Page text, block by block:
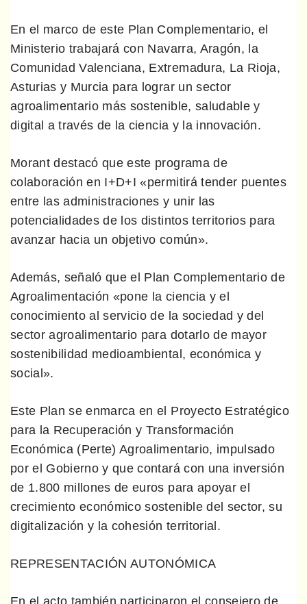
En el marco de este Plan Complementario, el
Ministerio trabajará con Navarra, Aragón, la
Comunidad Valenciana, Extremadura, La Rioja,
Asturias y Murcia para lograr un sector
agroalimentario más sostenible, saludable y
digital a través de la ciencia y la innovación.
Morant destacó que este programa de
colaboración en I+D+I «permitirá tender puentes
entre las administraciones y unir las
potencialidades de los distintos territorios para
avanzar hacia un objetivo común».
Además, señaló que el Plan Complementario de
Agroalimentación «pone la ciencia y el
conocimiento al servicio de la sociedad y del
sector agroalimentario para dotarlo de mayor
sostenibilidad medioambiental, económica y
social».
Este Plan se enmarca en el Proyecto Estratégico
para la Recuperación y Transformación
Económica (Perte) Agroalimentario, impulsado
por el Gobierno y que contará con una inversión
de 1.800 millones de euros para apoyar el
crecimiento económico sostenible del sector, su
digitalización y la cohesión territorial.
REPRESENTACIÓN AUTONÓMICA